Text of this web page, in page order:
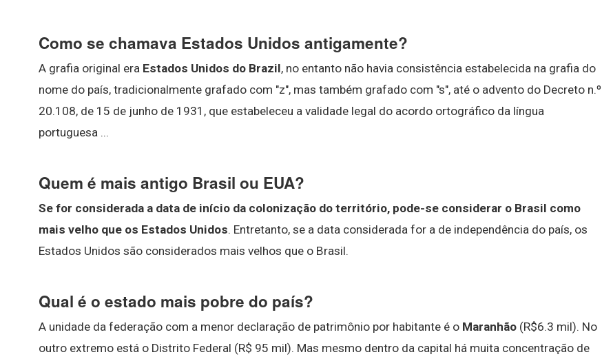
Como se chamava Estados Unidos antigamente?
A grafia original era Estados Unidos do Brazil, no entanto não havia consistência estabelecida na grafia do
nome do país, tradicionalmente grafado com "z", mas também grafado com "s", até o advento do Decreto n.º
20.108, de 15 de junho de 1931, que estabeleceu a validade legal do acordo ortográfico da língua
portuguesa ...
Quem é mais antigo Brasil ou EUA?
Se for considerada a data de início da colonização do território, pode-se considerar o Brasil como
mais velho que os Estados Unidos. Entretanto, se a data considerada for a de independência do país, os
Estados Unidos são considerados mais velhos que o Brasil.
Qual é o estado mais pobre do país?
A unidade da federação com a menor declaração de patrimônio por habitante é o Maranhão (R$6.3 mil). No
outro extremo está o Distrito Federal (R$ 95 mil). Mas mesmo dentro da capital há muita concentração de